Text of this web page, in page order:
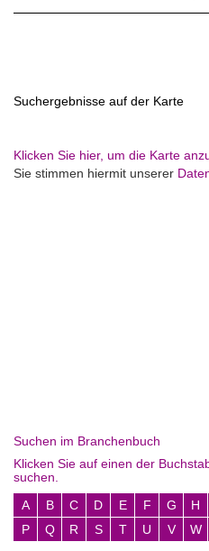
Suchergebnisse auf der Karte
Klicken Sie hier, um die Karte
Sie stimmen hiermit unserer
Suchen im Branchenbuch
Klicken Sie auf einen der
suchen.
A
B C D E F G H
P
Q R S T U V W